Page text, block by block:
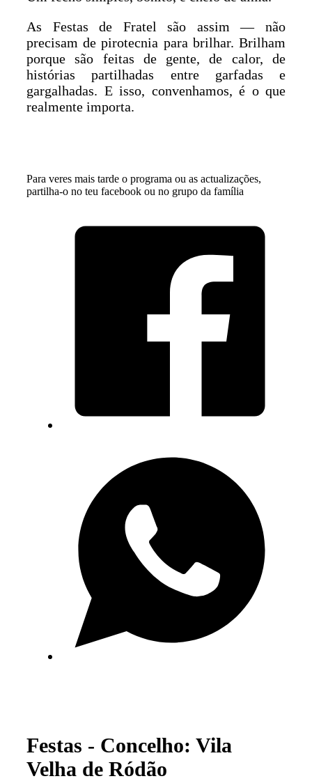
As Festas de Fratel são assim — não
precisam de pirotecnia para brilhar. Brilham
porque são feitas de gente, de calor, de
histórias partilhadas entre garfadas e
gargalhadas. E isso, convenhamos, é o que
realmente importa.
Para veres mais tarde o programa ou as actualizações,
partilha-o no teu facebook ou no grupo da família
Festas - Concelho: Vila
Velha de Ródão